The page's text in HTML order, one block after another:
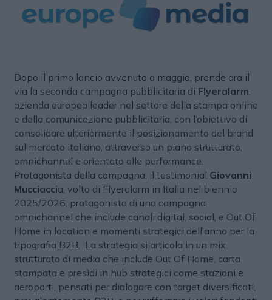
Dopo il primo lancio avvenuto a maggio, prende ora il
via la seconda campagna pubblicitaria di Flyeralarm
azienda europea leader nel settore della stampa online
e della comunicazione pubblicitaria, con l’obiettivo di
consolidare ulteriormente il posizionamento del brand
sul mercato italiano, attraverso un piano strutturato,
omnichannel e orientato alle performance.
Protagonista della campagna, il testimonial Giovanni
Mucciaccia, volto di Flyeralarm in Italia nel biennio
2025/2026, protagonista di una campagna
omnichannel che include canali digital, social, e Out Of
Home in location e momenti strategici dell’anno per la
tipografia B2B. La strategia si articola in un mix
strutturato di media che include Out Of Home, carta
stampata e presìdi in hub strategici come stazioni e
aeroporti, pensati per dialogare con target diversificati,